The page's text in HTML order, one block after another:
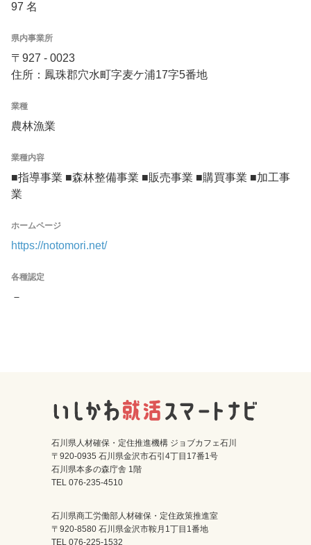
97 名
県内事業所
〒927 - 0023
住所：鳳珠郡穴水町字麦ケ浦17字5番地
業種
農林漁業
業種内容
■指導事業 ■森林整備事業 ■販売事業 ■購買事業 ■加工事
業
ホームページ
https://notomori.net/
各種認定
－
石川県人材確保・定住推進機構 ジョブカフェ石川
〒920-0935 石川県金沢市石引4丁目17番1号
石川県本多の森庁舎 1階
TEL 076-235-4510
石川県商工労働部人材確保・定住政策推進室
〒920-8580 石川県金沢市鞍月1丁目1番地
TEL 076-225-1532